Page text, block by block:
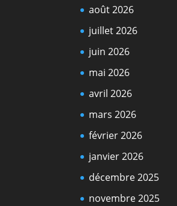
août 2026
juillet 2026
juin 2026
mai 2026
avril 2026
mars 2026
février 2026
janvier 2026
décembre 2025
novembre 2025